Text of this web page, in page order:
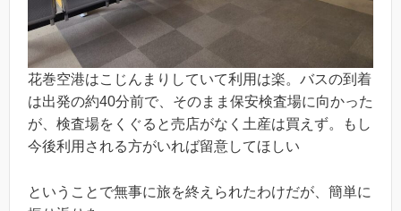
花巻空港はこじんまりしていて利用は楽。バスの到着
は出発の約40分前で、そのまま保安検査場に向かった
が、検査場をくぐると売店がなく土産は買えず。もし
今後利用される方がいれば留意してほしい
ということで無事に旅を終えられたわけだが、簡単に